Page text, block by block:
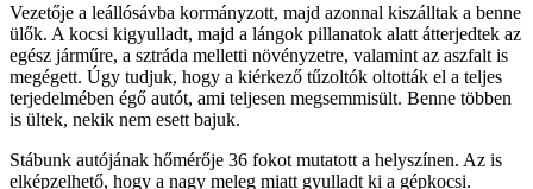
Vezetője a leállósávba kormányzott, majd azonnal kiszálltak a benne
ülők. A kocsi kigyulladt, majd a lángok pillanatok alatt átterjedtek az
egész járműre, a sztráda melletti növényzetre, valamint az aszfalt is
megégett. Úgy tudjuk, hogy a kiérkező tűzoltók oltották el a teljes
terjedelmében égő autót, ami teljesen megsemmisült. Benne többen
is ültek, nekik nem esett bajuk.
Stábunk autójának hőmérője 36 fokot mutatott a helyszínen. Az is
elképzelhető, hogy a nagy meleg miatt gyulladt ki a gépkocsi.